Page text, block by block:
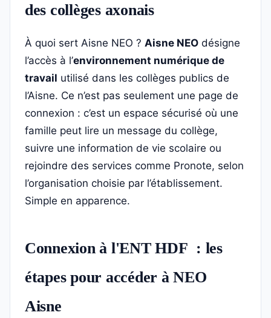
des collèges axonais
À quoi sert Aisne NEO ? Aisne NEO désigne
l’accès à l’environnement numérique de
travail utilisé dans les collèges publics de
l’Aisne. Ce n’est pas seulement une page de
connexion : c’est un espace sécurisé où une
famille peut lire un message du collège,
suivre une information de vie scolaire ou
rejoindre des services comme Pronote, selon
l’organisation choisie par l’établissement.
Simple en apparence.
Connexion à l'ENT HDF : les
étapes pour accéder à NEO
Aisne